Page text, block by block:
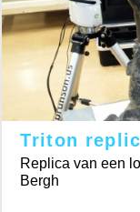
Triton
Replica van een
Bergh